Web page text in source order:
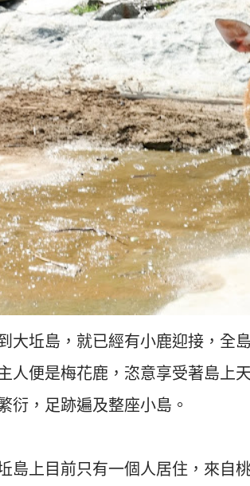
大坵島，就已經有小鹿迎接，全
人便是梅花鹿，恣意享受著島上
衍，足跡遍及整座小島。
島上目前只有一個人居住，來自